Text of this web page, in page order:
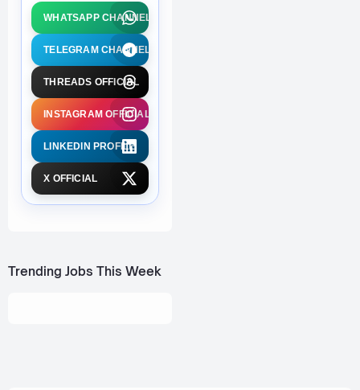
WHATSAPP CHANNEL
TELEGRAM CHANNEL
THREADS OFFICIAL
INSTAGRAM OFFICIAL
LINKEDIN PROFILE
X OFFICIAL
Trending Jobs This Week